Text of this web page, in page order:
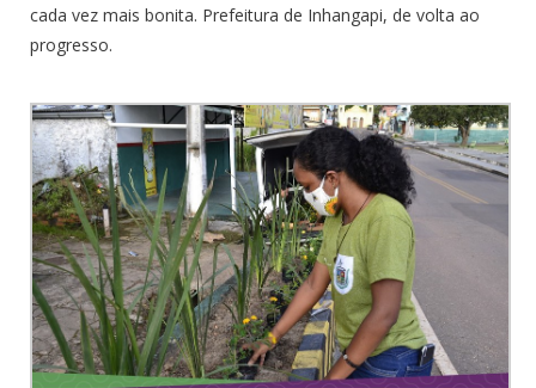
cada vez mais bonita. Prefeitura de Inhangapi, de volta ao
progresso.